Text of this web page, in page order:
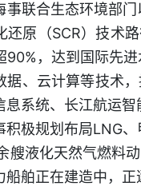
事联合生态环境部
还原（SCR）技术
90%，达到国际先
据、云计算等技术
息系统、长江航运
积极规划布局LNG
艘液化天然气燃料
船舶正在建造中，